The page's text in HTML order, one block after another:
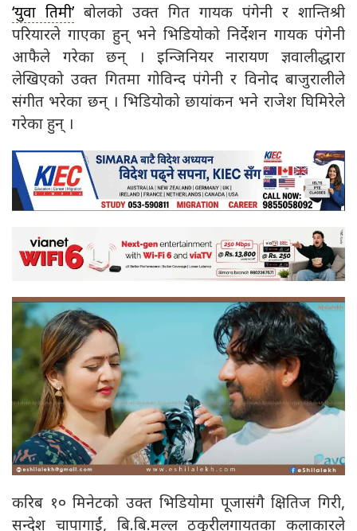
‘युवा तिमी’ बोलको उक्त गित गायक पंगेनी र शान्तिश्री
परियारले गाएका हुन् भने भिडियोको निर्देशन गायक पंगेनी
आफैले गरेका छन् । इन्जिनियर नारायण ज्ञवालीद्धारा
लेखिएको उक्त गितमा गोविन्द पंगेनी र विनोद बाजुरालीले
संगीत भरेका छन् । भिडियोको छायांकन भने राजेश घिमिरेले
गरेका हुन् ।
करिब १० मिनेटको उक्त भिडियोमा पूजासंगै क्षितिज गिरी,
सन्देश चापागाईं, बि.बि.मल्ल ठकुरीलगायतका कलाकारले